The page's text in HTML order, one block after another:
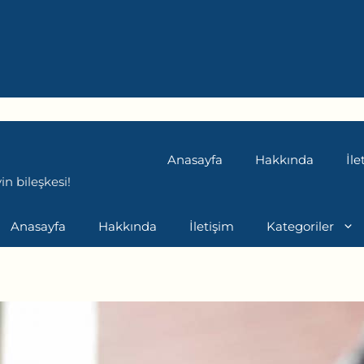
bileşkesi!
Anasayfa Hakkında
Anasayfa Hakkında İletişim Kategoriler